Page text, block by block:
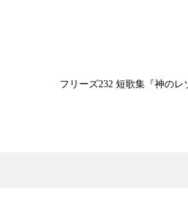
フリーズ232 短歌集『神のレ